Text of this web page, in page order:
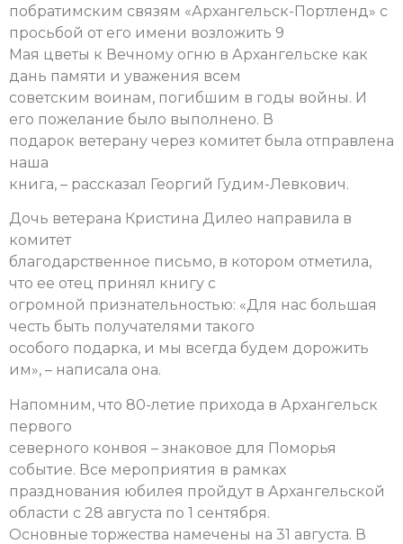
побратимским связям «Архангельск-Портленд» с
просьбой от его имени возложить 9
Мая цветы к Вечному огню в Архангельске как
дань памяти и уважения всем
советским воинам, погибшим в годы войны. И
его пожелание было выполнено. В
подарок ветерану через комитет была отправлена
наша
книга, – рассказал Георгий Гудим-Левкович.
Дочь ветерана Кристина Дилео направила в
комитет
благодарственное письмо, в котором отметила,
что ее отец принял книгу с
огромной признательностью: «Для нас большая
честь быть получателями такого
особого подарка, и мы всегда будем дорожить
им», – написала она.
Напомним, что 80-летие прихода в Архангельск
первого
северного конвоя – знаковое для Поморья
событие. Все мероприятия в рамках
празднования юбилея пройдут в Архангельской
области с 28 августа по 1 сентября.
Основные торжества намечены на 31 августа. В